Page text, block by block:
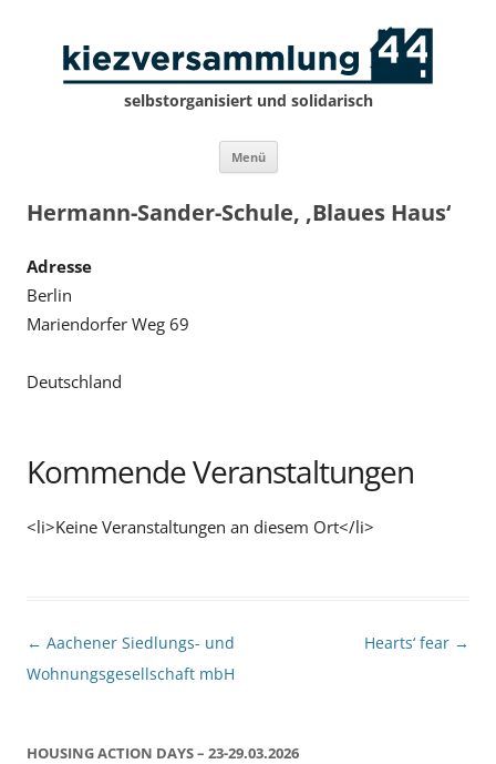
selbstorganisiert und solidarisch
Menü Zum
springen
Hermann-Sander-Schule, ‚Blaues Haus‘
Adresse
Berlin
Mariendorfer Weg 69
Deutschland
Kommende Veranstaltungen
<li>Keine Veranstaltungen an diesem Ort</li>
Beitragsnavigation
← Aachener Siedlungs- und
Wohnungsgesellschaft mbH
Hearts‘ fear →
HOUSING ACTION DAYS – 23-29.03.2026